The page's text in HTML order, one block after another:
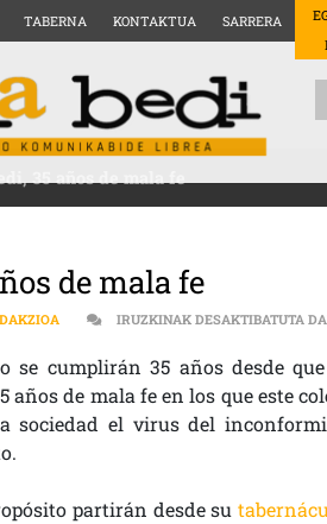
TABERNA KONTAKTUA SARRERA
35 años de mala fe
de mala fe
IRUZKINAK DESAKTIBATUTA
se cumplirán 35 años desde
años de mala fe en los que este
sociedad el virus del
partirán desde su